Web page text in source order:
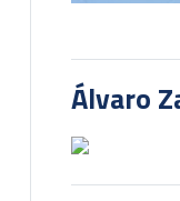
Álvaro